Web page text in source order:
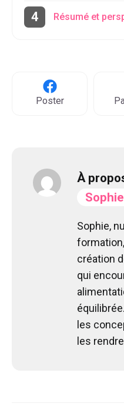
Résumé et
Poster
À
Sophie,
création
qui
les
les